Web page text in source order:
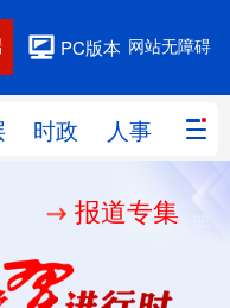
网站无障碍
PC版本
时政 人事 国际
人事
网评
报道专集